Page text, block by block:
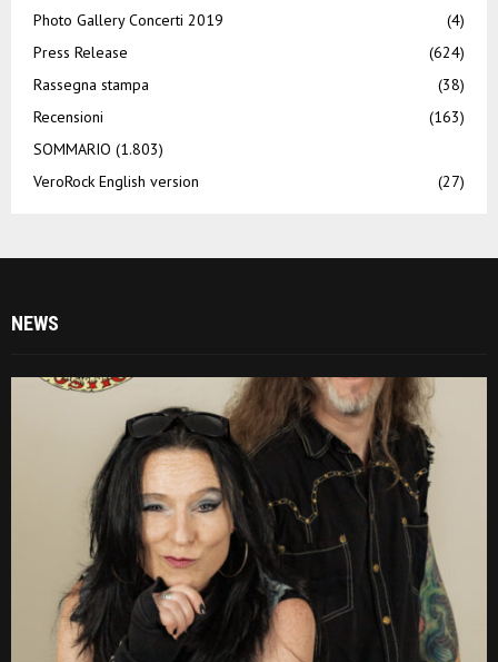
Photo Gallery Concerti 2019
(4)
Press Release
(624)
Rassegna stampa
(38)
Recensioni
(163)
SOMMARIO (1.803)
VeroRock English version
(27)
NEWS